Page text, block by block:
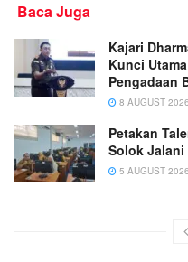
Baca Juga
Kajari
Kunci
Pengadaan
8 AUGUST 2026
Petakan
Solok Jalani
5 AUGUST 2026